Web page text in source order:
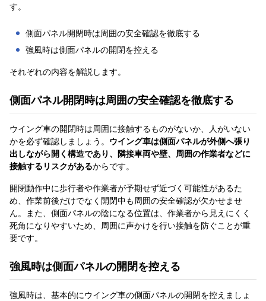
す。
側面パネル開閉時は周囲の安全確認を徹底する
強風時は側面パネルの開閉を控える
それぞれの内容を解説します。
側面パネル開閉時は周囲の安全確認を徹底する
ウイング車の開閉時は周囲に接触するものがないか、人がいない
かを必ず確認しましょう。 ウイング車は側面パネルが外側へ張り
出しながら開く構造であり、隣接車両や壁、周囲の作業者などに
接触するリスクがあるからです。
開閉動作中に歩行者や作業者が予期せず近づく可能性があるた
め、作業前後だけでなく開閉中も周囲の安全確認が欠かせませ
ん。また、側面パネルの陰になる位置は、作業者から見えにくく
死角になりやすいため、周囲に声かけを行い接触を防ぐことが重
要です。
強風時は側面パネルの開閉を控える
強風時は、基本的にウイング車の側面パネルの開閉を控えましょ